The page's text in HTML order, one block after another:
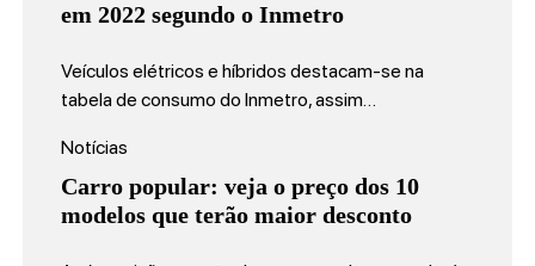
em 2022 segundo o Inmetro
Veículos elétricos e híbridos destacam-se na
tabela de consumo do Inmetro, assim…
Notícias
Carro popular: veja o preço dos 10
modelos que terão maior desconto